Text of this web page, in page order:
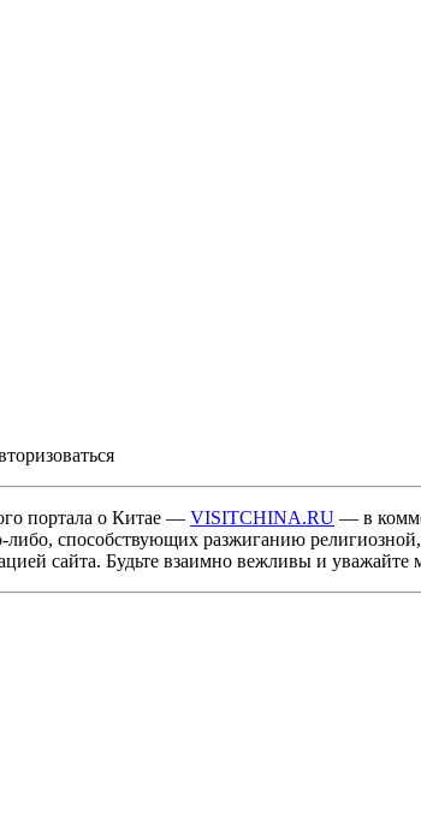
портала о Китае — VISITCHINA.RU — в
либо, способствующих разжиганию
сайта. Будьте взаимно вежливы и